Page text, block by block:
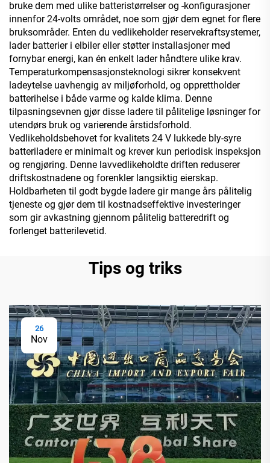
bruke dem med ulike batteristørrelser og -konfigurasjoner
innenfor 24-volts området, noe som gjør dem egnet for flere
bruksområder. Enten du vedlikeholder reservekraftsystemer,
lader batterier i elbiler eller støtter installasjoner med
fornybar energi, kan én enkelt lader håndtere ulike krav.
Temperaturkompensasjonsteknologi sikrer konsekvent
ladeytelse uavhengig av miljøforhold, og opprettholder
batterihelse i både varme og kalde klima. Denne
tilpasningsevnen gjør disse ladere til pålitelige løsninger for
utendørs bruk og varierende årstidsforhold.
Vedlikeholdsbehovet for kvalitets 24 V lukkede bly-syre
batteriladere er minimalt og krever kun periodisk inspeksjon
og rengjøring. Denne lavvedlikeholdte driften reduserer
driftskostnadene og forenkler langsiktig eierskap.
Holdbarheten til godt bygde ladere gir mange års pålitelig
tjeneste og gjør dem til kostnadseffektive investeringer
som gir avkastning gjennom pålitelig batteredrift og
forlenget batterilevetid.
Tips og triks
26
Nov